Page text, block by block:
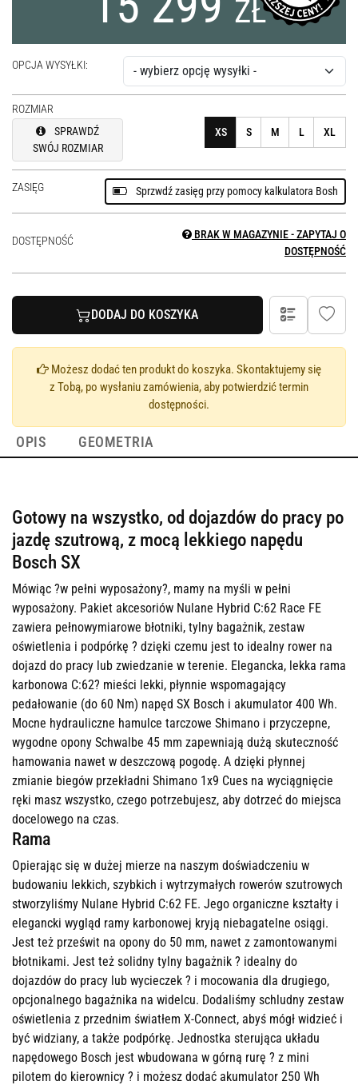
ZŁ
OPCJA WYSYŁKI:
ROZMIAR
SPRAWDŹ
SWÓJ ROZMIAR
XS S M L XL
ZASIĘG Sprzwdź zasięg przy pomocy kalkulatora Bosh
DOSTĘPNOŚĆ
BRAK W MAGAZYNIE - ZAPYTAJ O
DOSTĘPNOŚĆ
DODAJ DO KOSZYKA
Możesz dodać ten produkt do koszyka. Skontaktujemy się
z Tobą, po wysłaniu zamówienia, aby potwierdzić termin
dostępności.
OPIS GEOMETRIA
Gotowy na wszystko, od dojazdów do pracy po
jazdę szutrową, z mocą lekkiego napędu
Bosch SX
Mówiąc ?w pełni wyposażony?, mamy na myśli w pełni
wyposażony. Pakiet akcesoriów Nulane Hybrid C:62 Race FE
zawiera pełnowymiarowe błotniki, tylny bagażnik, zestaw
oświetlenia i podpórkę ? dzięki czemu jest to idealny rower na
dojazd do pracy lub zwiedzanie w terenie. Elegancka, lekka rama
karbonowa C:62? mieści lekki, płynnie wspomagający
pedałowanie (do 60 Nm) napęd SX Bosch i akumulator 400 Wh.
Mocne hydrauliczne hamulce tarczowe Shimano i przyczepne,
wygodne opony Schwalbe 45 mm zapewniają dużą skuteczność
hamowania nawet w deszczową pogodę. A dzięki płynnej
zmianie biegów przekładni Shimano 1x9 Cues na wyciągnięcie
ręki masz wszystko, czego potrzebujesz, aby dotrzeć do miejsca
docelowego na czas.
Rama
Opierając się w dużej mierze na naszym doświadczeniu w
budowaniu lekkich, szybkich i wytrzymałych rowerów szutrowych
stworzyliśmy Nulane Hybrid C:62 FE. Jego organiczne kształty i
elegancki wygląd ramy karbonowej kryją niebagatelne osiągi.
Jest też prześwit na opony do 50 mm, nawet z zamontowanymi
błotnikami. Jest też solidny tylny bagażnik ? idealny do
dojazdów do pracy lub wycieczek ? i mocowania dla drugiego,
opcjonalnego bagażnika na widelcu. Dodaliśmy schludny zestaw
oświetlenia z przednim światłem X-Connect, abyś mógł widzieć i
być widziany, a także podpórkę. Jednostka sterująca układu
napędowego Bosch jest wbudowana w górną rurę ? z mini
pilotem do kierownicy ? i możesz dodać akumulator 250 Wh